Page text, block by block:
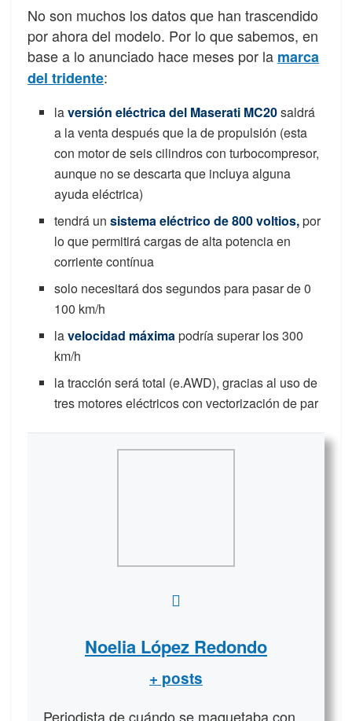
No son muchos los datos que han trascendido
por ahora del modelo. Por lo que sabemos, en
base a lo anunciado hace meses por la marca
del tridente:
laversión eléctrica del Maserati MC20saldrá
a la venta después que la de propulsión (esta
con motor de seis cilindros con turbocompresor,
aunque no se descarta que incluya alguna
ayuda eléctrica)
tendrá unsistema eléctrico de 800 voltios,por
lo que permitirá cargas de alta potencia en
corriente contínua
solo necesitará dos segundos para pasar de 0
100 km/h
lavelocidad máximapodría superar los 300
km/h
la tracción será total (e.AWD), gracias al uso de
tres motores eléctricos con vectorización de par
Noelia López Redondo
+ posts
Periodista de cuándo se maquetaba con